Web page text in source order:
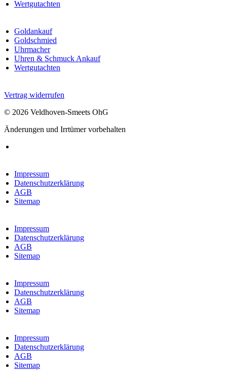
Wertgutachten
Goldankauf
Goldschmied
Uhrmacher
Uhren & Schmuck Ankauf
Wertgutachten
Vertrag widerrufen
© 2026 Veldhoven-Smeets OhG
Änderungen und Irrtümer vorbehalten
Impressum
Datenschutzerklärung
AGB
Sitemap
Impressum
Datenschutzerklärung
AGB
Sitemap
Impressum
Datenschutzerklärung
AGB
Sitemap
Impressum
Datenschutzerklärung
AGB
Sitemap